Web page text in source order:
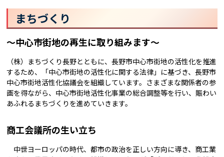
まちづくり
～中心市街地の再生に取り組みます～
（株）まちづくり長野とともに、長野市中心市街地の活性化を推進
するため、「中心市街地の活性化に関する法律」に基づき、長野市
中心市街地活性化協議会を組織しています。さまざまな関係者の参
画を得ながら、中心市街地活性化事業の総合調整等を行い、賑わい
あふれるまちづくりを進めていきます。
商工会議所の生い立ち
中世ヨーロッパの時代、都市の政治を正しい方向に導き、商工業